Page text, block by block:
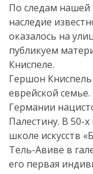
По следам нашей
наследие
оказалось на
публикуем
Книспеле.
Гершон Книспель
еврейской семье.
Германии
Палестину. В 50-
школе искусств
Тель-Авиве в
его первая